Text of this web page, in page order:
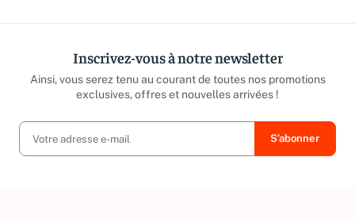
Inscrivez-vous à notre newsletter
Ainsi, vous serez tenu au courant de toutes nos promotions
exclusives, offres et nouvelles arrivées !